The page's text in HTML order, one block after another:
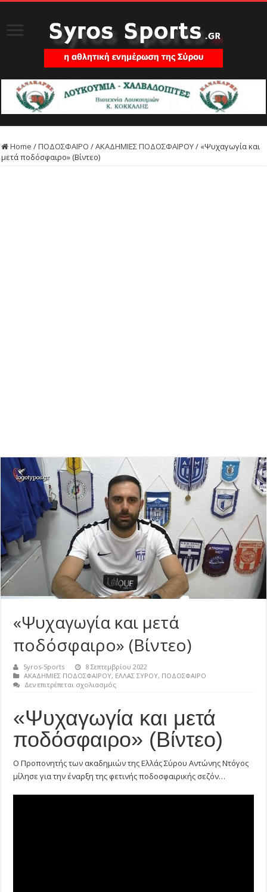
Home /ΠΟΔΟΣΦΑΙΡΟ /ΑΚΑΔΗΜΙΕΣ ΠΟΔΟΣΦΑΙΡΟΥ/ «Ψυχαγωγία και
μετά ποδόσφαιρο» (Βίντεο)
«Ψυχαγωγία και μετά
ποδόσφαιρο» (Βίντεο)
Syros-Sports
8 Σεπτεμβρίου 2022
ΑΚΑΔΗΜΙΕΣ ΠΟΔΟΣΦΑΙΡΟΥ, ΕΛΛΑΣ ΣΥΡΟΥ, ΠΟΔΟΣΦΑΙΡΟ
Δεν επιτρέπεται σχολιασμόςστο
μετά
ποδόσφαιρο»
(Βίντεο)
«Ψυχαγωγία και μετά
ποδόσφαιρο» (Βίντεο)
Ο Προπονητής των ακαδημιών της Ελλάς Σύρου Αντώνης Ντόγος
μίλησε για την έναρξη της φετινής ποδοσφαιρικής σεζόν…